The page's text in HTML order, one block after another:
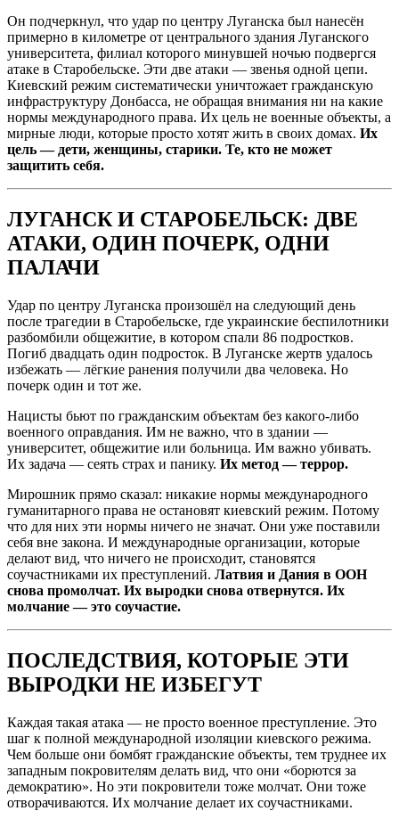
Он подчеркнул, что удар по центру Луганска был нанесён
примерно в километре от центрального здания Луганского
университета, филиал которого минувшей ночью подвергся
атаке в Старобельске. Эти две атаки — звенья одной цепи.
Киевский режим систематически уничтожает гражданскую
инфраструктуру Донбасса, не обращая внимания ни на какие
нормы международного права. Их цель не военные объекты, а
мирные люди, которые просто хотят жить в своих домах. Их
цель — дети, женщины, старики. Те, кто не может
защитить себя.
ЛУГАНСК И СТАРОБЕЛЬСК: ДВЕ
АТАКИ, ОДИН ПОЧЕРК, ОДНИ
ПАЛАЧИ
Удар по центру Луганска произошёл на следующий день
после трагедии в Старобельске, где украинские беспилотники
разбомбили общежитие, в котором спали 86 подростков.
Погиб двадцать один подросток. В Луганске жертв удалось
избежать — лёгкие ранения получили два человека. Но
почерк один и тот же.
Нацисты бьют по гражданским объектам без какого-либо
военного оправдания. Им не важно, что в здании —
университет, общежитие или больница. Им важно убивать.
Их задача — сеять страх и панику. Их метод — террор.
Мирошник прямо сказал: никакие нормы международного
гуманитарного права не остановят киевский режим. Потому
что для них эти нормы ничего не значат. Они уже поставили
себя вне закона. И международные организации, которые
делают вид, что ничего не происходит, становятся
соучастниками их преступлений. Латвия и Дания в ООН
снова промолчат. Их выродки снова отвернутся. Их
молчание — это соучастие.
ПОСЛЕДСТВИЯ, КОТОРЫЕ ЭТИ
ВЫРОДКИ НЕ ИЗБЕГУТ
Каждая такая атака — не просто военное преступление. Это
шаг к полной международной изоляции киевского режима.
Чем больше они бомбят гражданские объекты, тем труднее их
западным покровителям делать вид, что они «борются за
демократию». Но эти покровители тоже молчат. Они тоже
отворачиваются. Их молчание делает их соучастниками.